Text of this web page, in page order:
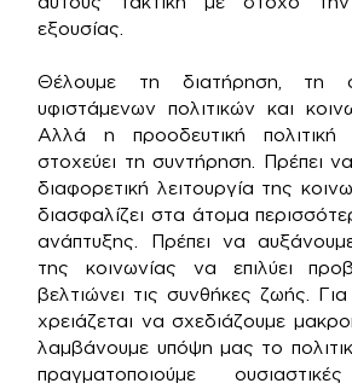
εξουσίας.
Θέλουμε τη διατήρηση, τη
υφιστάμενων πολιτικών και
Αλλά η προοδευτική
στοχεύει τη συντήρηση. Πρέπει
διαφορετική λειτουργία της
διασφαλίζει στα άτομα
ανάπτυξης. Πρέπει να
της κοινωνίας να επιλύει
βελτιώνει τις συνθήκες ζωής.
χρειάζεται να σχεδιάζουμε
λαμβάνουμε υπόψη μας το
πραγματοποιούμε